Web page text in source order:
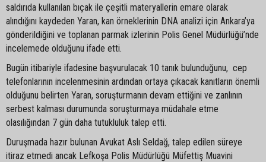
saldırıda kullanılan bıçak ile çeşitli materyallerin emare olarak
alındığını kaydeden Yaran, kan örneklerinin DNA analizi için Ankara’ya
gönderildiğini ve toplanan parmak izlerinin Polis Genel Müdürlüğü’nde
incelemede olduğunu ifade etti.
Bugün itibariyle ifadesine başvurulacak 10 tanık bulunduğunu, cep
telefonlarının incelenmesinin ardından ortaya çıkacak kanıtların önemli
olduğunu belirten Yaran, soruşturmanın devam ettiğini ve zanlının
serbest kalması durumunda soruşturmaya müdahale etme
olasılığından 7 gün daha tutukluluk talep etti.
Duruşmada hazır bulunan Avukat Aslı Seldağ, talep edilen süreye
itiraz etmedi ancak Lefkoşa Polis Müdürlüğü Müfettiş Muavini